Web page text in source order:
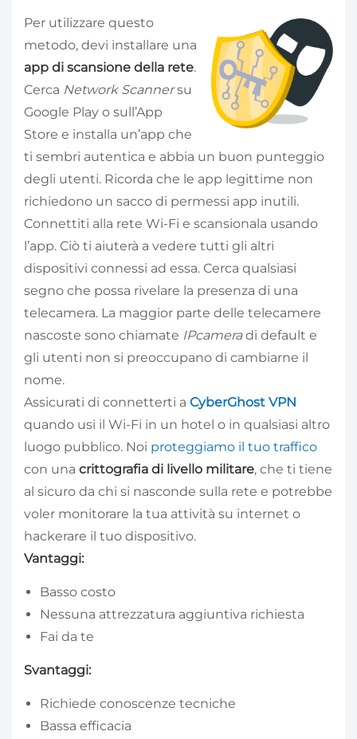
Per utilizzare questo
metodo, devi installare una
app di scansione della rete.
Cerca Network Scannersu
Google Play o sull’App
Store e installa un’app che
ti sembri autentica e abbia un buon punteggio
degli utenti. Ricorda che le app legittime non
richiedono un sacco di permessi app inutili.
Connettiti alla rete Wi-Fi e scansionala usando
l’app. Ciò ti aiuterà a vedere tutti gli altri
dispositivi connessi ad essa. Cerca qualsiasi
segno che possa rivelare la presenza di una
telecamera. La maggior parte delle telecamere
nascoste sono chiamate IPcameradi default e
gli utenti non si preoccupano di cambiarne il
nome.
Assicurati di connetterti a CyberGhost VPN
quando usi il Wi-Fi in un hotel o in qualsiasi altro
luogo pubblico. Noi proteggiamo il tuo traffico
con una crittografia di livello militare, che ti tiene
al sicuro da chi si nasconde sulla rete e potrebbe
voler monitorare la tua attività su internet o
hackerare il tuo dispositivo.
Vantaggi:
Basso costo
Nessuna attrezzatura aggiuntiva richiesta
Fai da te
Svantaggi:
Richiede conoscenze tecniche
Bassa efficacia